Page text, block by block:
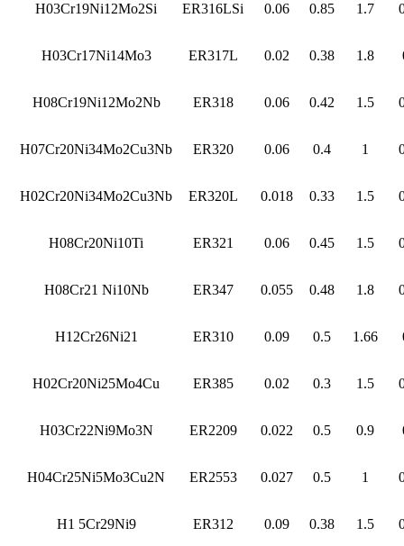
H03Cr19Ni12Mo2Si ER316LSi 0.06 0.85 1.7
H03Cr17Ni14Mo3 ER317L 0.02 0.38 1.8
H08Cr19Ni12Mo2Nb ER318 0.06 0.42 1.5
H07Cr20Ni34Mo2Cu3Nb ER320 0.06 0.4 1
H02Cr20Ni34Mo2Cu3Nb ER320L 0.018 0.33 1.5
H08Cr20Ni10Ti ER321 0.06 0.45 1.5
H08Cr21 Ni10Nb ER347 0.055 0.48 1.8
H12Cr26Ni21 ER310 0.09 0.5 1.66
H02Cr20Ni25Mo4Cu ER385 0.02 0.3 1.5
H03Cr22Ni9Mo3N ER2209 0.022 0.5 0.9
H04Cr25Ni5Mo3Cu2N ER2553 0.027 0.5 1
H1 5Cr29Ni9 ER312 0.09 0.38 1.5